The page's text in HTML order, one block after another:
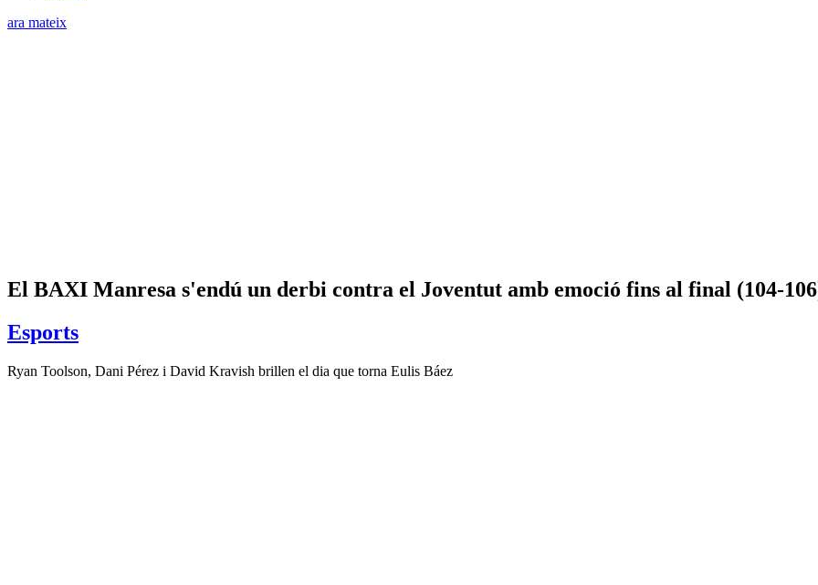
ara mateix
El BAXI Manresa s'endú un derbi contra el Joventut amb emoció fins al final (104-
Esports
Ryan Toolson, Dani Pérez i David Kravish brillen el dia que torna Eulis Báez